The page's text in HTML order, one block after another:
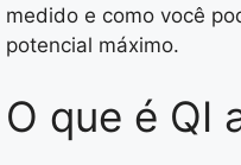
medido e como você
potencial máximo.
O que é QI